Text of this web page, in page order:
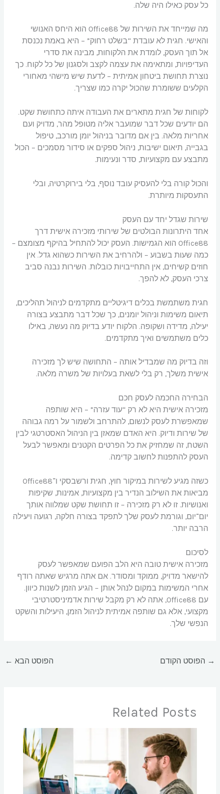
כל עסק כאילו היה שלה.
מה שמייחד את השירות של Office88 הוא היחס האנושי
והאישי. חגית לא עובדת “בשלט רחוק” – היא באמת נכנסת
אל תוך העסק, לומדת את הלקוחות, מבינה את סדרי
העדיפויות, ומתאימה את עצמה לקצב ולסגנון של כל לקוח. כך
נוצרת תחושת ביטחון אמיתית – לדעת שיש מישהי מאחורי
הקלעים ששומרת שהכול יקרה כמו שצריך.
לקוחות של חגית מתארים את העבודה איתה כתחושת שקט.
הם יודעים שכל דבר שמועבר אליה מטופל מהר, מדויק ועם
אחריות מלאה. בין אם מדובר בניהול יומן מורכב, טיפול
בגבייה, תיאום ישיבות, ניהול ספקים או סידור מסמכים – הכול
מתבצע עם מקצועיות, סדר ונעימות.
והכול קורה בלי להעסיק עובד נוסף, בלי בירוקרטיה, ובלי
התעסקות מיותרת.
שירות שגדל יחד עם העסק
אחד היתרונות הבולטים של שירותי מזכירה אישית דרך
Office88 הוא הגמישות. העסק יכול להתחיל בהיקף מצומצם –
כמה שעות בשבוע – ולהרחיב את השירות כשהוא גדל. אין
חוזים קשיחים, אין התחייבויות כובלות. השירות נבנה סביב
צרכי העסק, לא להפך.
חגית משתמשת בכלים דיגיטליים מתקדמים לניהול תהליכים,
תיאום משימות וניהול יומנים, כך שכל דבר מתבצע בצורה
יעילה, מדידה ושקופה. הלקוח יודע בדיוק מה נעשה, באילו
כלים משתמשים ואיך מתקדמים.
וזה בדיוק מה שמבדיל אותה – התחושה שיש לך מזכירה
אישית משלך, רק בלי לשאת בעלויות של משרה מלאה.
הבחירה החכמה לעסק חכם
מזכירה אישית היא לא רק “עוד עזרה” – היא שותפה
שמאפשרת לעסק לנשום, להתרחב ולשמור על רמה גבוהה
של שירות ודיוק. היא האדם שמאזן בין הניהול האסטרטגי לבין
השטח, זה שמחזיק את כל הפרטים הקטנים ומאפשר לבעל
העסק להתפנות לחשוב קדימה.
כשזה מגיע לשירות במיקור חוץ, חגית ורשבסקי ו־Office88
מביאות את השילוב הנדיר בין מקצועיות, אמינות, שקיפות
ואנושיות. זו לא רק מזכירה – זו תחושת שקט שמלווה אותך
יום־יום, וגורמת לעסק שלך לתפקד בצורה חלקה, רגועה ויעילה
הרבה יותר.
לסיכום
מזכירה אישית טובה היא הלב הפועם שמאפשר לעסק
להישאר מדויק, ממוקד ומסודר. אם אתה מרגיש שאתה רודף
אחרי המשימות במקום לנהל אותן – הגיע הזמן לשנות כיוון.
עם Office88, אתה לא רק מקבל שירות אדמיניסטרטיבי
מקצועי, אלא גם שותפה אמיתית לניהול הזמן, היעילות והשקט
הנפשי שלך.
→ הפוסט הקודם הפוסט הבא ←
Related Posts